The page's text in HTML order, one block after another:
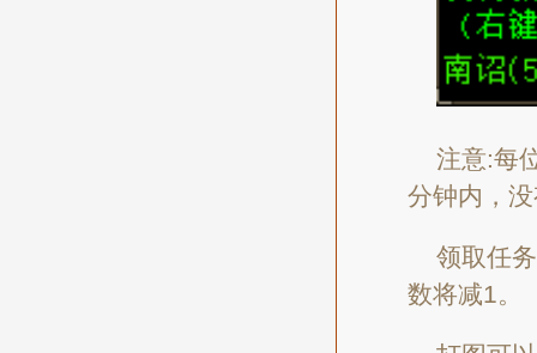
注意:每
分钟内，
领取任
数将减1。